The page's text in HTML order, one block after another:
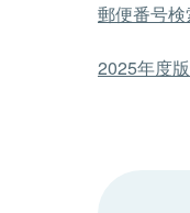
郵便番号
2025年度